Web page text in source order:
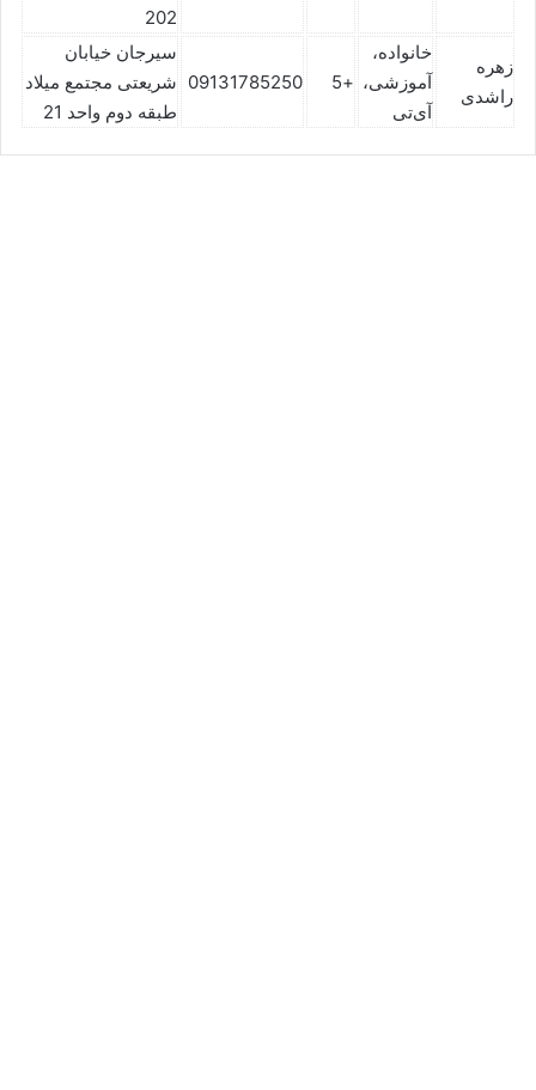
202
زهره
راشدی
خانواده،
آموزشی،
آی‌تی
+5
09131785250
سیرجان خیابان
شریعتی مجتمع میلاد
طبقه دوم واحد 21